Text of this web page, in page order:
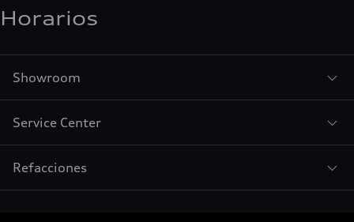
Horarios
Showroom
Service Center
Refacciones